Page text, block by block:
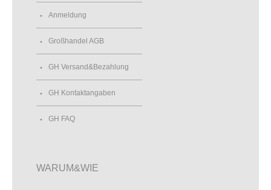
Anmeldung
Großhandel AGB
GH Versand&Bezahlung
GH Kontaktangaben
GH FAQ
WARUM&WIE